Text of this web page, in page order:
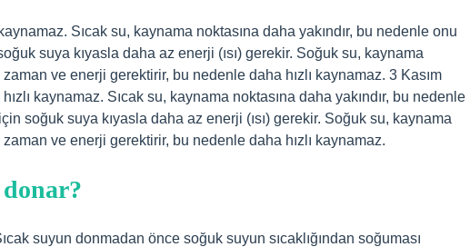
Sıcak su, kaynama noktasına daha yakındır, bu nedenle onu
suya kıyasla daha az enerji (ısı) gerekir. Soğuk su, kaynama
ve enerji gerektirir, bu nedenle daha hızlı kaynamaz. 3 Kasım
kaynamaz. Sıcak su, kaynama noktasına daha yakındır, bu nedenle
soğuk suya kıyasla daha az enerji (ısı) gerekir. Soğuk su, kaynama
ve enerji gerektirir, bu nedenle daha hızlı kaynamaz.
donar?
suyun donmadan önce soğuk suyun sıcaklığından soğuması